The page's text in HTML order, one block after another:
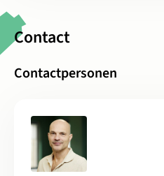
Contact
Contactpersonen